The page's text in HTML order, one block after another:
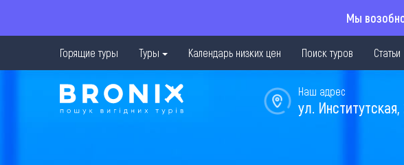
Мы
Горящие туры Туры Календарь низких цен Поиск туров Статьи
Наш адрес
ул.